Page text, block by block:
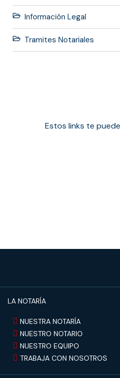
Información Legal
Tramites Notariales
Estos links te
LA NOTARÍA
NUESTRA NOTARÍA
NUESTRO NOTARIO
NUESTRO EQUIPO
TRABAJA CON NOSOTROS